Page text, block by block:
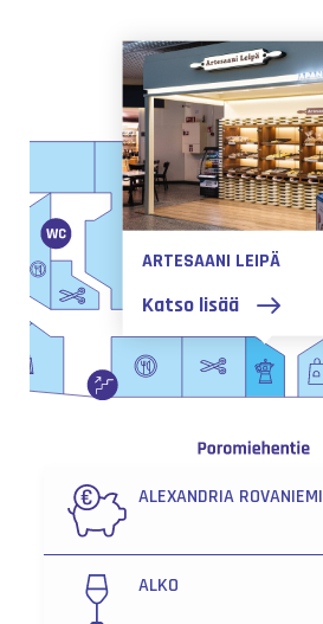
ARTESAANI LEIPÄ
Katso lisää
ALEXANDRIA ROVANIEMI
ALKO